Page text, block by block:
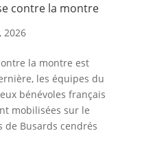
contre la montre
2026
la montre est
les équipes du
bénévoles français
mobilisées sur le
Busards cendrés